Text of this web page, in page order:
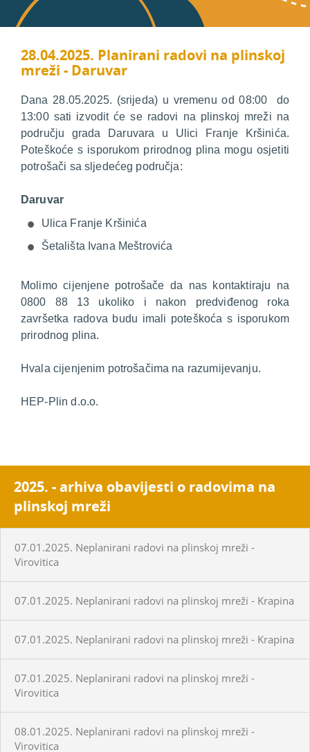
28.04.2025. Planirani radovi na plinskoj
mreži - Daruvar
Dana 28.05.2025. (srijeda) u vremenu od 08:00 do
13:00 sati izvodit će se radovi na plinskoj mreži na
području grada Daruvara u Ulici Franje Kršinića.
Poteškoće s isporukom prirodnog plina mogu osjetiti
potrošači sa sljedećeg područja:
Daruvar
Ulica Franje Kršinića
Šetališta Ivana Meštrovića
Molimo cijenjene potrošače da nas kontaktiraju na
0800 88 13 ukoliko i nakon predviđenog roka
završetka radova budu imali poteškoća s isporukom
prirodnog plina.
Hvala cijenjenim potrošačima na razumijevanju.
HEP-Plin d.o.o.
2025. - arhiva obavijesti o radovima na
plinskoj mreži
07.01.2025. Neplanirani radovi na plinskoj mreži -
Virovitica
07.01.2025. Neplanirani radovi na plinskoj mreži - Krapina
07.01.2025. Neplanirani radovi na plinskoj mreži - Krapina
07.01.2025. Neplanirani radovi na plinskoj mreži -
Virovitica
08.01.2025. Neplanirani radovi na plinskoj mreži -
Virovitica